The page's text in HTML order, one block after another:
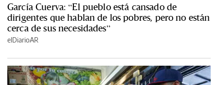
García Cuerva: “El pueblo está cansado de
dirigentes que hablan de los pobres, pero no están
cerca de sus necesidades”
elDiarioAR